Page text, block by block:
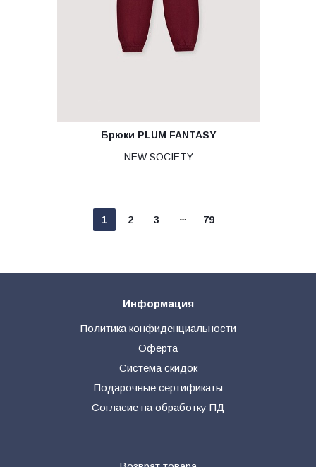
Брюки PLUM FANTASY
NEW SOCIETY
1 2 3 79
Информация
Политика конфиденциальности
Оферта
Система скидок
Подарочные сертификаты
Согласие на обработку ПД